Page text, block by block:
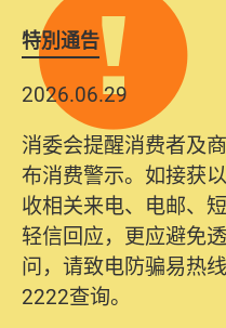
特別通告
2026.06.29
消委会提醒消费者及
布消费警示。如接获
收相关来电、电邮、
轻信回应，更应避免
问，请致电防骗易热
2222查询。